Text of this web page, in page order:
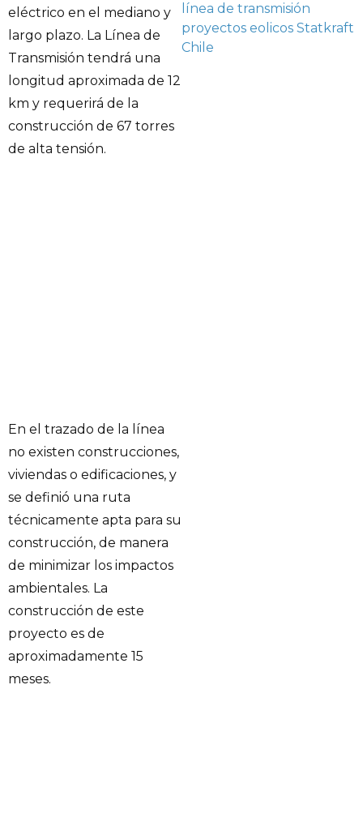
eléctrico en el mediano y
largo plazo. La Línea de
Transmisión tendrá una
longitud aproximada de 12
km y requerirá de la
construcción de 67 torres
de alta tensión.
En el trazado de la línea
no existen construcciones,
viviendas o edificaciones, y
se definió una ruta
técnicamente apta para su
construcción, de manera
de minimizar los impactos
ambientales. La
construcción de este
proyecto es de
aproximadamente 15
meses.
línea de transmisión
proyectos eolicos Statkraft
Chile